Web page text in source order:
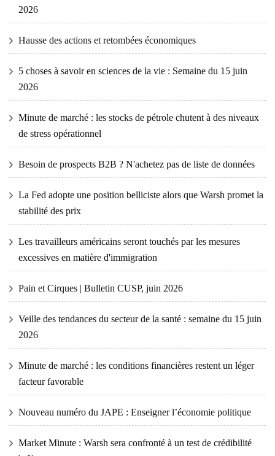
2026
Hausse des actions et retombées économiques
5 choses à savoir en sciences de la vie : Semaine du 15 juin
2026
Minute de marché : les stocks de pétrole chutent à des niveaux
de stress opérationnel
Besoin de prospects B2B ? N'achetez pas de liste de données
La Fed adopte une position belliciste alors que Warsh promet la
stabilité des prix
Les travailleurs américains seront touchés par les mesures
excessives en matière d'immigration
Pain et Cirques | Bulletin CUSP, juin 2026
Veille des tendances du secteur de la santé : semaine du 15 juin
2026
Minute de marché : les conditions financières restent un léger
facteur favorable
Nouveau numéro du JAPE : Enseigner l’économie politique
Market Minute : Warsh sera confronté à un test de crédibilité